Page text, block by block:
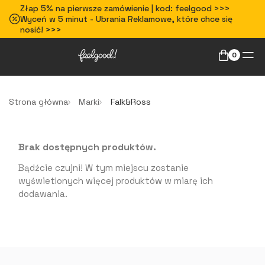
Złap 5% na pierwsze zamówienie | kod: feelgood >>>
Wyceń w 5 minut - Ubrania Reklamowe, które chce się
nosić! >>>
0
Strona główna Marki Falk&Ross
Brak dostępnych produktów.
Bądźcie czujni! W tym miejscu zostanie
wyświetlonych więcej produktów w miarę ich
dodawania.